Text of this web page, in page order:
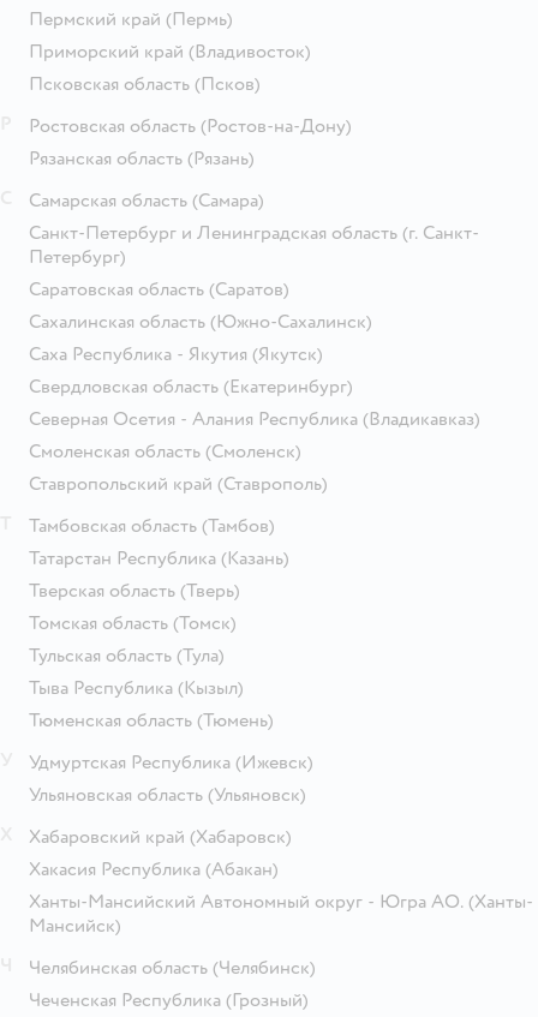
Пермский край (Пермь)
Приморский край (Владивосток)
Псковская область (Псков)
Ростовская область (Ростов-на-Дону)
Рязанская область (Рязань)
Самарская область (Самара)
Санкт-Петербург и Ленинградская область (г. Санкт-
Петербург)
Саратовская область (Саратов)
Сахалинская область (Южно-Сахалинск)
Саха Республика - Якутия (Якутск)
Свердловская область (Екатеринбург)
Северная Осетия - Алания Республика (Владикавказ)
Смоленская область (Смоленск)
Ставропольский край (Ставрополь)
Тамбовская область (Тамбов)
Татарстан Республика (Казань)
Тверская область (Тверь)
Томская область (Томск)
Тульская область (Тула)
Тыва Республика (Кызыл)
Тюменская область (Тюмень)
Удмуртская Республика (Ижевск)
Ульяновская область (Ульяновск)
Хабаровский край (Хабаровск)
Хакасия Республика (Абакан)
Ханты-Мансийский Автономный округ - Югра АО. (Ханты-
Мансийск)
Челябинская область (Челябинск)
Чеченская Республика (Грозный)